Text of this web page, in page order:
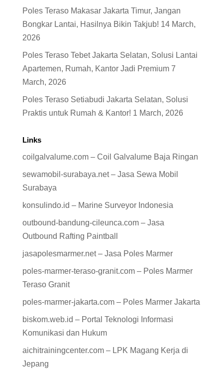
Poles Teraso Makasar Jakarta Timur, Jangan
Bongkar Lantai, Hasilnya Bikin Takjub! 14 March,
2026
Poles Teraso Tebet Jakarta Selatan, Solusi Lantai
Apartemen, Rumah, Kantor Jadi Premium 7
March, 2026
Poles Teraso Setiabudi Jakarta Selatan, Solusi
Praktis untuk Rumah & Kantor! 1 March, 2026
Links
coilgalvalume.com – Coil Galvalume Baja Ringan
sewamobil-surabaya.net – Jasa Sewa Mobil
Surabaya
konsulindo.id – Marine Surveyor Indonesia
outbound-bandung-cileunca.com – Jasa
Outbound Rafting Paintball
jasapolesmarmer.net – Jasa Poles Marmer
poles-marmer-teraso-granit.com – Poles Marmer
Teraso Granit
poles-marmer-jakarta.com – Poles Marmer Jakarta
biskom.web.id – Portal Teknologi Informasi
Komunikasi dan Hukum
aichitrainingcenter.com – LPK Magang Kerja di
Jepang